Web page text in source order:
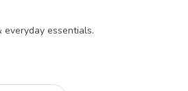
everyday essentials.